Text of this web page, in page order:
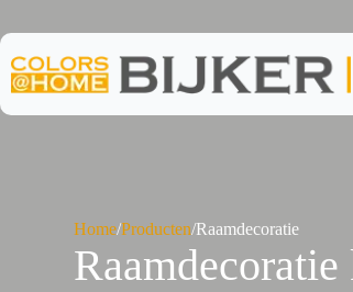
de
inhoud
Home/Producten/Raamdecoratie